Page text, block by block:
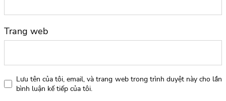
Trang web
Lưu tên của tôi, email, và trang web trong trình duyệt này cho lần
bình luận kế tiếp của tôi.